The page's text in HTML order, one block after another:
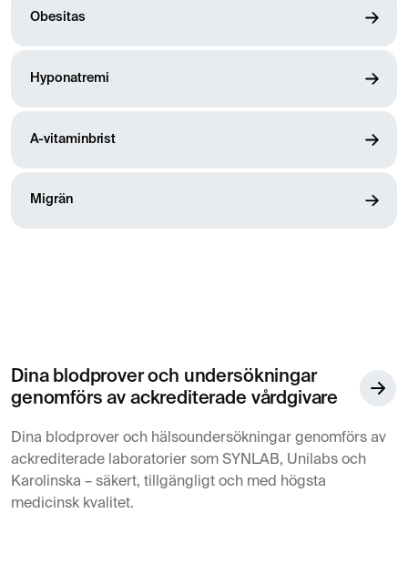
Obesitas
Hyponatremi
A-vitaminbrist
Migrän
Dina blodprover och undersökningar
genomförs av ackrediterade vårdgivare
Dina blodprover och hälsoundersökningar genomförs av
ackrediterade laboratorier som SYNLAB, Unilabs och
Karolinska – säkert, tillgängligt och med högsta
medicinsk kvalitet.